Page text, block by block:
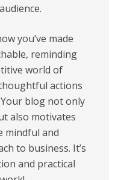
you’ve made
reminding
world of
actions
blog not only
also motivates
mindful and
to business. It’s
and practical